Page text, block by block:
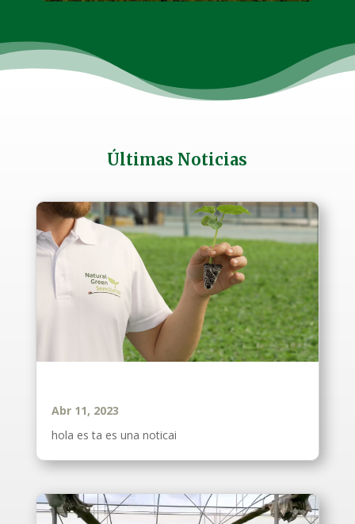
Últimas Noticias
Abr 11, 2023
hola es ta es una noticai